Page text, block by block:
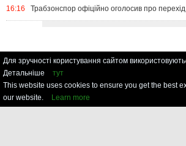
16:16 Трабзонспор офіційно оголосив про
Для зручності користування сайтом
Детальніше
тут
This website uses cookies to ensure you get the best
our website.
Learn more